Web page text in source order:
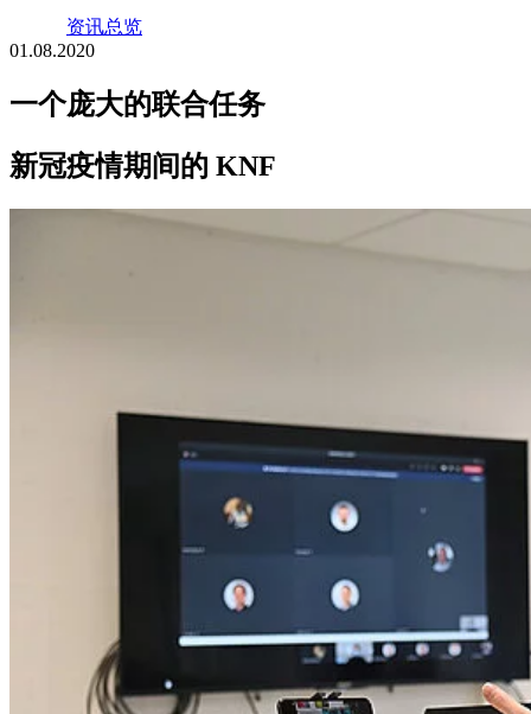
资讯总览
01.08.2020
一个庞大的联合任务
新冠疫情期间的 KNF